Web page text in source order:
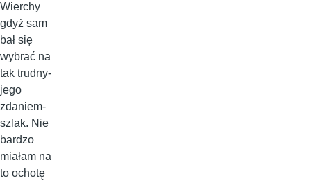
Wierchy
gdyż sam
bał się
wybrać na
tak trudny-
jego
zdaniem-
szlak. Nie
bardzo
miałam na
to ochotę